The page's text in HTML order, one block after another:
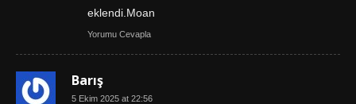
eklendi.Moan
Yorumu Cevapla
Barış
5 Ekim 2025 at 22:56